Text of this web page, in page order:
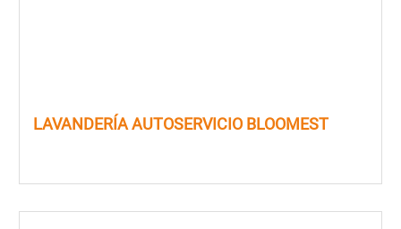
LAVANDERÍA AUTOSERVICIO BLOOMEST